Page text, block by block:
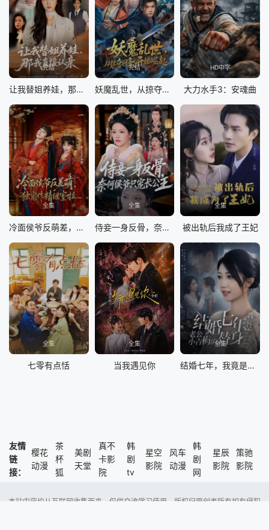
完结
让我替姐养娃，那我直接认亲
完结
妖魔乱世，从掠夺词条开始崛起
HD中字
大力水手3：安魂曲
全集
冷面侯爷反萌差，独宠作精继室啦
全集
侍妾一身反骨，奈何侯爷只宠长公主
全集
被出轨后我成了王妃
全集
七零有点恬
全集
当我遇见你
全集
结婚七年，我竟是老公小青梅的替身
友情
链
接：
樱花
动漫
茶
杯
狐
美剧
天堂
真不
卡影
院
韩
剧
tv
星空
影院
风车
动漫
韩
剧
网
星辰
影院
策驰
影院
本站内容均从互联网收集而来，仅供交流学习使用，版权归原创者所有如有侵犯